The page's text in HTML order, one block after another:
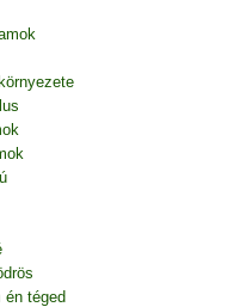
én téged